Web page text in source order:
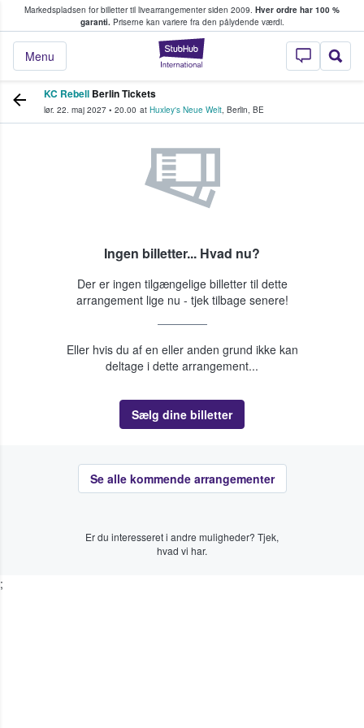
Markedspladsen for billetter til livearrangementer siden 2009. Hver ordre har 100 %
garanti.Priserne kan variere fra den pålydende værdi.
StubHub - Hvor
Menu
køber og sælger billetter
KC Rebell Berlin Tickets
lør. 22. maj 2027 • 20.00 at Huxley's Neue Welt, Berlin, BE
Ingen billetter... Hvad nu?
Der er ingen tilgængelige billetter til dette
arrangement lige nu - tjek tilbage senere!
Eller hvis du af en eller anden grund ikke kan
deltage i dette arrangement...
Sælg dine billetter
Se alle kommende arrangementer
Er du interesseret i andre muligheder? Tjek,
hvad vi har.
;